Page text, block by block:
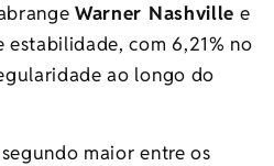
Warner Nashville e
estabilidade, com 6,21% no
ao longo do
maior entre os